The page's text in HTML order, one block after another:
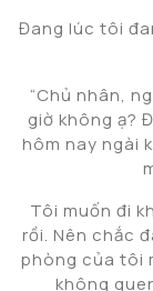
Đang lúc tôi
“Chủ nhân,
giờ không ạ?
hôm nay ngài
Tôi muốn đi
rồi. Nên chắc
phòng của tôi
không